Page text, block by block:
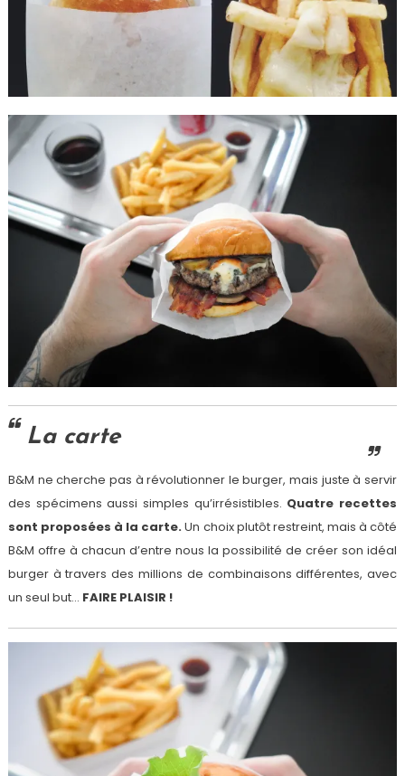
La carte
B&M ne cherche pas à révolutionner le burger, mais juste à servir
des spécimens aussi simples qu’irrésistibles. Quatre recettes
sont proposées à la carte.Un choix plutôt restreint, mais à côté
B&M offre à chacun d’entre nous la possibilité de créer son idéal
burger à travers des millions de combinaisons différentes, avec
un seul but… FAIRE PLAISIR !